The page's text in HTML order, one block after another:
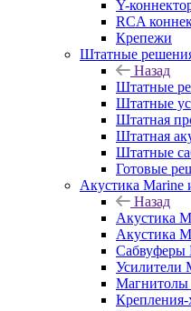
Y-
RCA
Крепежи
Штатные
Назад
Штатные
Штатные
Штатная
Штатная
Штатные
Готовые
Акустика Marine
Назад
Акустика
Акустика
Сабвуферы
Усилители
Магнитолы